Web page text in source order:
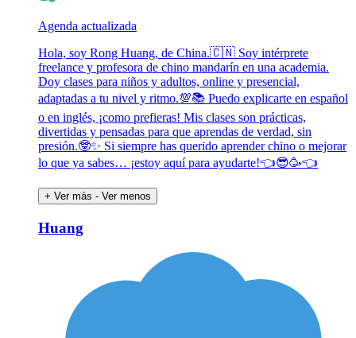
Agenda actualizada
Hola, soy Rong Huang, de China.🇨🇳 Soy intérprete
freelance y profesora de chino mandarín en una academia.
Doy clases para niños y adultos, online y presencial,
adaptadas a tu nivel y ritmo.💯📚 Puedo explicarte en español
o en inglés, ¡como prefieras! Mis clases son prácticas,
divertidas y pensadas para que aprendas de verdad, sin
presión.🤓✨ Si siempre has querido aprender chino o mejorar
lo que ya sabes… ¡estoy aquí para ayudarte!👈😎🥳👈
+ Ver más - Ver menos
Huang